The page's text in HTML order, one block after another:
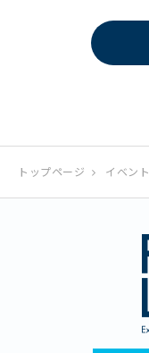
トップページ イベント